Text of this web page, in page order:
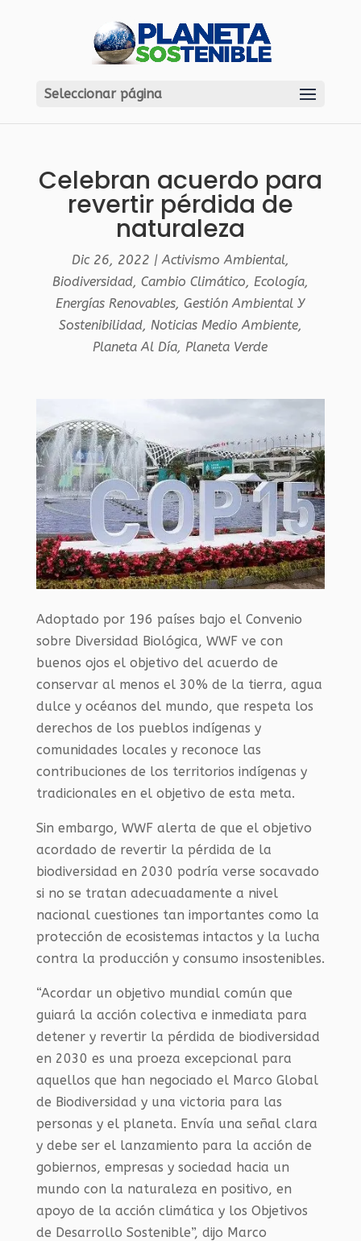
Seleccionar página
Celebran acuerdo para
revertir pérdida de
naturaleza
Dic 26, 2022 |Activismo Ambiental,
Biodiversidad, Cambio Climático, Ecología,
Energías Renovables,Gestión Ambiental Y
Sostenibilidad, Noticias Medio Ambiente,
Planeta Al Día,Planeta Verde
Adoptado por 196 países bajo el Convenio
sobre Diversidad Biológica, WWF ve con
buenos ojos el objetivo del acuerdo de
conservar al menos el 30% de la tierra, agua
dulce y océanos del mundo, que respeta los
derechos de los pueblos indígenas y
comunidades locales y reconoce las
contribuciones de los territorios indígenas y
tradicionales en el objetivo de esta meta.
Sin embargo, WWF alerta de que el objetivo
acordado de revertir la pérdida de la
biodiversidad en 2030 podría verse socavado
si no se tratan adecuadamente a nivel
nacional cuestiones tan importantes como la
protección de ecosistemas intactos y la lucha
contra la producción y consumo insostenibles.
“Acordar un objetivo mundial común que
guiará la acción colectiva e inmediata para
detener y revertir la pérdida de biodiversidad
en 2030 es una proeza excepcional para
aquellos que han negociado el Marco Global
de Biodiversidad y una victoria para las
personas y el planeta. Envía una señal clara
y debe ser el lanzamiento para la acción de
gobiernos, empresas y sociedad hacia un
mundo con la naturaleza en positivo, en
apoyo de la acción climática y los Objetivos
de Desarrollo Sostenible”, dijo Marco